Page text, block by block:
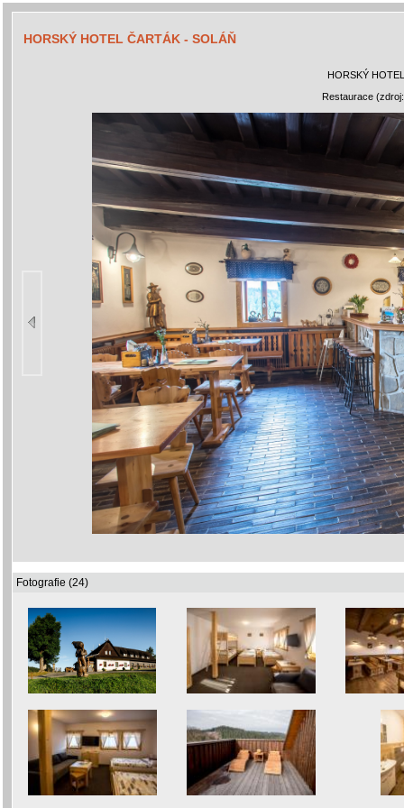
HORSKÝ HOTEL ČARTÁK - SOLÁŇ
HORSKÝ
Restaurace
Fotografie (24)